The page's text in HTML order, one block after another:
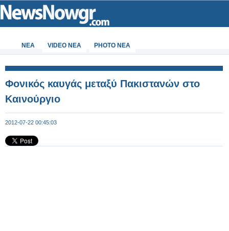
ΝΕΑ VIDEO NEA PHOTO NEA
Φονικός καυγάς μεταξύ Πακιστανών στο
Καινούργιο
2012-07-22 00:45:03